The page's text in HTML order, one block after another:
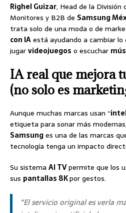
Righel Guizar, Head de la División
Monitores y B2B de Samsung
trata solo de una moda o de
con IAestá ayudando a cambiar lo
jugarvideojuegos o escuchar
IA real que mejora
(no solo es
Aunque muchas marcas usan “
etiqueta para sonar más
Samsunges una de las marcas
tecnología tenga un impacto
Su sistema AI TVpermite que los
sus pantallas 8Kpor gestos.
“El servicio original es verla